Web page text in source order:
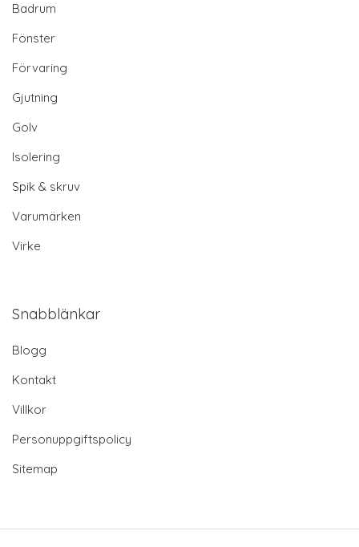
Badrum
Fönster
Förvaring
Gjutning
Golv
Isolering
Spik & skruv
Varumärken
Virke
Snabblänkar
Blogg
Kontakt
Villkor
Personuppgiftspolicy
Sitemap